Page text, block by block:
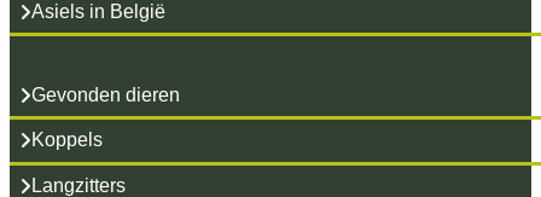
Asiels in België
Gevonden dieren
Koppels
Langzitters